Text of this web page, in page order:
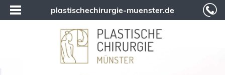
plastischechirurgie-muenster.de